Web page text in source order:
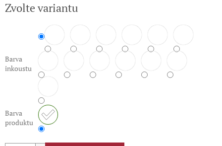
cena:
Zvolte variantu
Barva
inkoustu
Barva
produktu